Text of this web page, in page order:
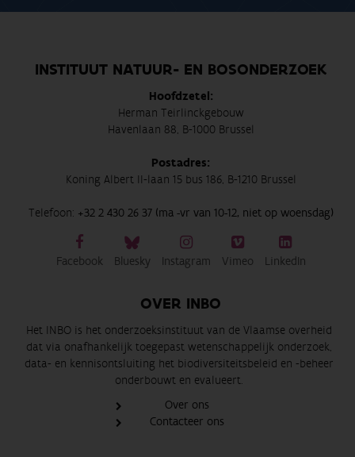
INSTITUUT NATUUR- EN BOSONDERZOEK
Hoofdzetel:
Herman Teirlinckgebouw
Havenlaan 88, B-1000 Brussel
Postadres:
Koning Albert II-laan 15 bus 186, B-1210 Brussel
Telefoon: +32 2 430 26 37 (ma -vr van 10-12, niet op woensdag)
Facebook Bluesky Instagram Vimeo LinkedIn
OVER INBO
Het INBO is het onderzoeksinstituut van de Vlaamse overheid
dat via onafhankelijk toegepast wetenschappelijk onderzoek,
data- en kennisontsluiting het biodiversiteitsbeleid en -beheer
onderbouwt en evalueert.
Over ons
Contacteer ons